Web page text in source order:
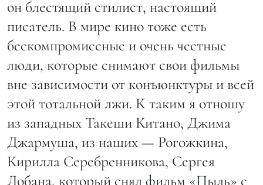
он блестящий стилист, настоящий
писатель. В мире кино тоже есть
бескомпромиссные и очень честные
люди, которые снимают свои фильмы
вне зависимости от конъюнктуры и всей
этой тотальной лжи. К таким я отношу
из западных Такеши Китано, Джима
Джармуша, из наших — Рогожкина,
Кирилла Серебренникова, Сергея
Лобана, который снял фильм «Пыль» с